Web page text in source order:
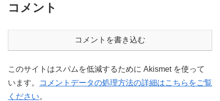
コメント
コメントを書き込む
このサイトはスパムを低減するために Akismet を使って
います。
コメントデータの処理方法の詳細はこちらをご覧
ください。